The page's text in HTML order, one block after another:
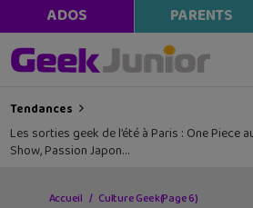
ADOS PARENTS
Tendances
Les sorties geek de l’été à Paris : One Piece
Show, Passion Japon…
Accueil Culture Geek(Page 6)